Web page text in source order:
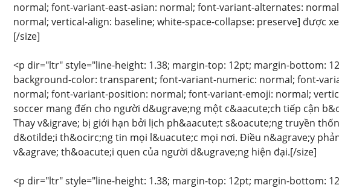
normal; font-variant-east-asian: normal; font-variant-alternates:
normal; vertical-align: baseline; white-space-collapse: preserve] được
[/size]
<p dir="ltr" style="line-height: 1.38; margin-top: 12pt; margin-bottom:
background-color: transparent; font-variant-numeric: normal; font-
normal; font-variant-position: normal; font-variant-emoji: normal;
soccer mang đến cho người d&ugrave;ng một c&aacute;ch tiếp cận
Thay v&igrave; bị giới hạn bởi lịch ph&aacute;t s&oacute;ng truyền
d&otilde;i th&ocirc;ng tin mọi l&uacute;c mọi nơi. Điều n&agrave;y
v&agrave; th&oacute;i quen của người d&ugrave;ng hiện đại.[/size]
<p dir="ltr" style="line-height: 1.38; margin-top: 12pt; margin-bottom: